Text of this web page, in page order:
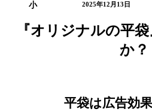
2025年12月13日
『オリジナルの平
か？
平袋は広告効